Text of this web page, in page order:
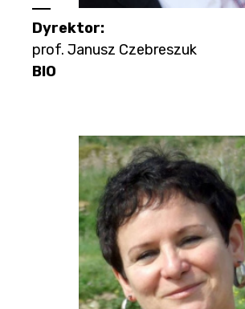
Dyrektor:
prof. Janusz Czebreszuk
BIO